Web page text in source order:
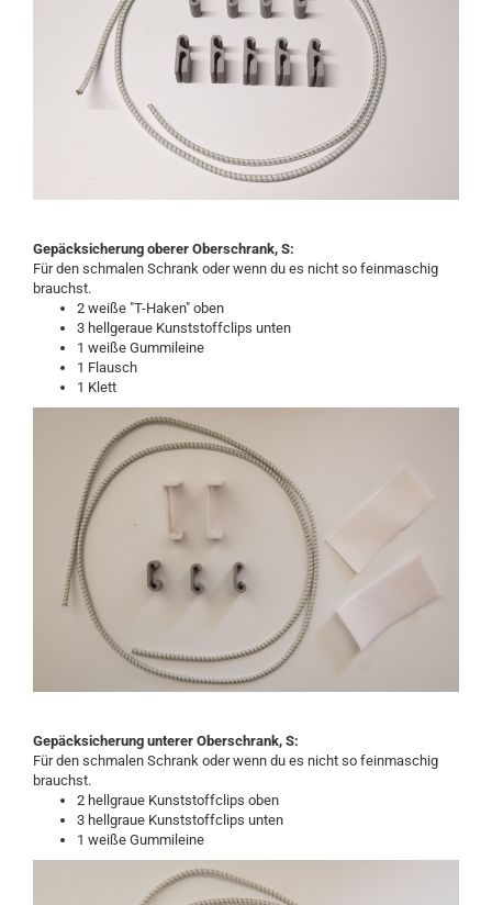
Gepäcksicherung oberer Oberschrank, S:
Für den schmalen Schrank oder wenn du es nicht so feinmaschig
brauchst.
2 weiße "T-Haken" oben
3 hellgeraue Kunststoffclips unten
1 weiße Gummileine
1 Flausch
1 Klett
Gepäcksicherung unterer Oberschrank, S:
Für den schmalen Schrank oder wenn du es nicht so feinmaschig
brauchst.
2 hellgraue Kunststoffclips oben
3 hellgraue Kunststoffclips unten
1 weiße Gummileine